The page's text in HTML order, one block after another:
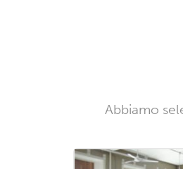
Abbiamo